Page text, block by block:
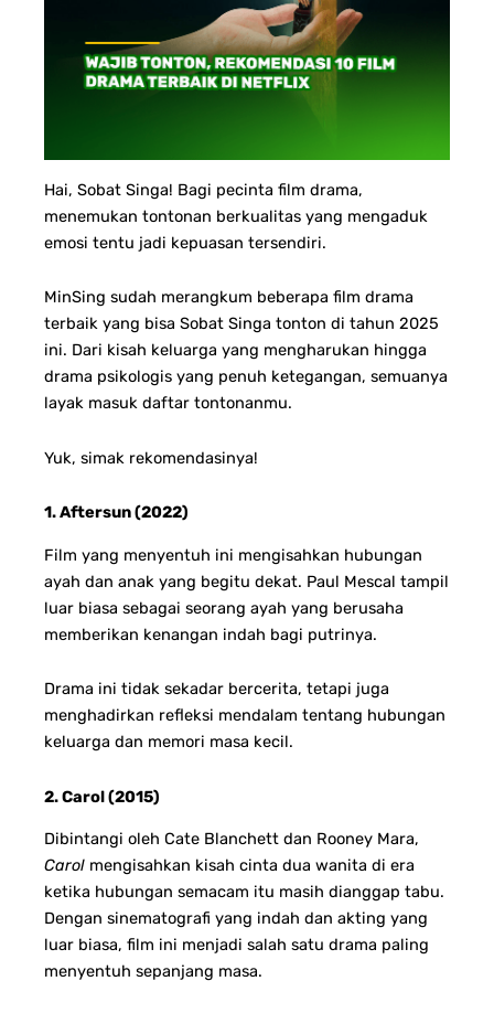
Hai, Sobat Singa! Bagi pecinta film drama,
menemukan tontonan berkualitas yang mengaduk
emosi tentu jadi kepuasan tersendiri.
MinSing sudah merangkum beberapa film drama
terbaik yang bisa Sobat Singa tonton di tahun 2025
ini. Dari kisah keluarga yang mengharukan hingga
drama psikologis yang penuh ketegangan, semuanya
layak masuk daftar tontonanmu.
Yuk, simak rekomendasinya!
1. Aftersun (2022)
Film yang menyentuh ini mengisahkan hubungan
ayah dan anak yang begitu dekat. Paul Mescal tampil
luar biasa sebagai seorang ayah yang berusaha
memberikan kenangan indah bagi putrinya.
Drama ini tidak sekadar bercerita, tetapi juga
menghadirkan refleksi mendalam tentang hubungan
keluarga dan memori masa kecil.
2. Carol (2015)
Dibintangi oleh Cate Blanchett dan Rooney Mara,
Carol mengisahkan kisah cinta dua wanita di era
ketika hubungan semacam itu masih dianggap tabu.
Dengan sinematografi yang indah dan akting yang
luar biasa, film ini menjadi salah satu drama paling
menyentuh sepanjang masa.